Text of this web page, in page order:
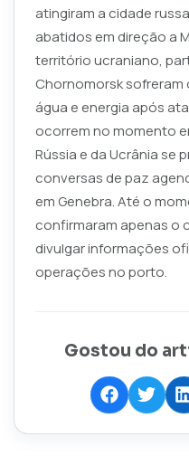
atingiram a cidade
abatidos em direção a
território ucraniano,
Chornomorsk
água e energia após
ocorrem no momento
Rússia e da Ucrânia se
conversas de paz
em Genebra. Até o
confirmaram apenas o
divulgar informações
operações no porto.
Gostou do